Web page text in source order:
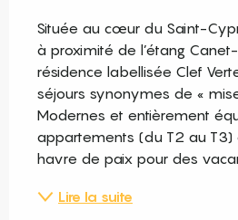
Située au cœur du Saint-
à proximité de l’étang
résidence labellisée Clef
séjours synonymes de «
Modernes et entièrement
appartements (du T2 au
havre de paix pour des
Lire la suite